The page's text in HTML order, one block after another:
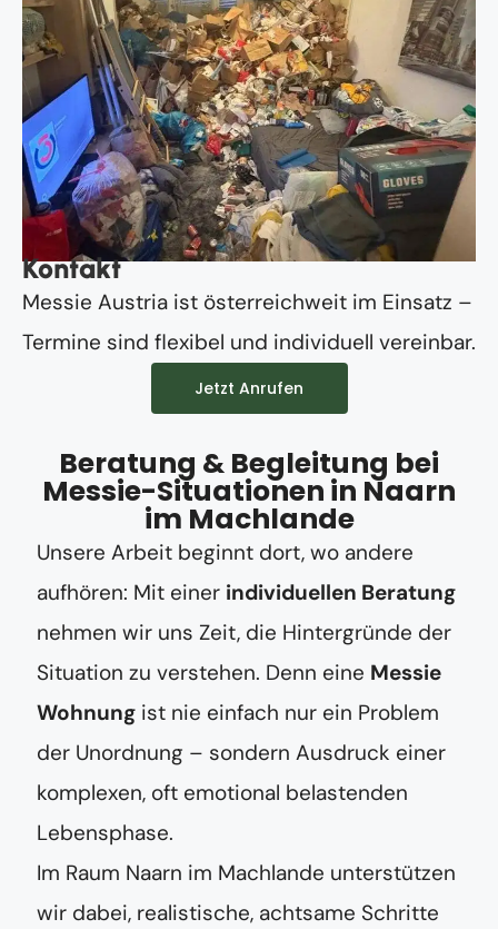
Kontakt
Messie Austria ist österreichweit im Einsatz –
Termine sind flexibel und individuell vereinbar.
Jetzt Anrufen
Beratung & Begleitung bei
Messie-Situationen in Naarn
im Machlande
Unsere Arbeit beginnt dort, wo andere
aufhören: Mit einer individuellen Beratung
nehmen wir uns Zeit, die Hintergründe der
Situation zu verstehen. Denn eine Messie
Wohnung ist nie einfach nur ein Problem
der Unordnung – sondern Ausdruck einer
komplexen, oft emotional belastenden
Lebensphase.
Im Raum Naarn im Machlande unterstützen
wir dabei, realistische, achtsame Schritte